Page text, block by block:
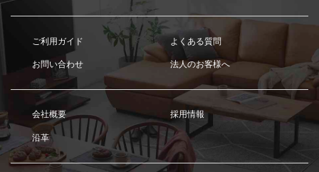
ご利用ガイド よくある質問
お問い合わせ 法人のお客様へ
会社概要 採用情報
沿革